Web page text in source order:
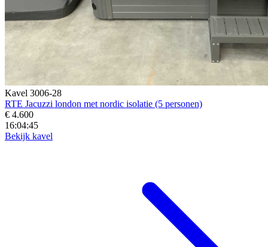
Kavel 3006-28
RTE Jacuzzi london met nordic isolatie (5 personen)
€ 4.600
16:04:43
Bekijk kavel